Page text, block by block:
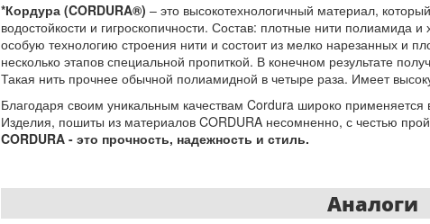
*Кордура (CORDURA®) – это высокотехнологичный материал,
водостойкости и гигроскопичности. Состав: плотные нити полиамида
особую технологию строения нити и состоит из мелко нарезанных и
несколько этапов специальной пропиткой. В конечном результате
Такая нить прочнее обычной полиамидной в четыре раза. Имеет
Благодаря своим уникальным качествам Cordura широко применяется
Изделия, пошиты из материалов CORDURA несомненно, с честью
CORDURA - это прочность, надежность и стиль.
Аналоги